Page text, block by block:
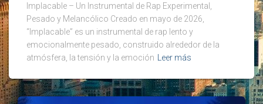
Implacable – Un Instrumental de Rap Experimental,
Pesado y Melancólico Creado en mayo de 2026,
“Implacable” es un instrumental de rap lento y
emocionalmente pesado, construido alrededor de la
atmósfera, la tensión y la emoción
Leer más